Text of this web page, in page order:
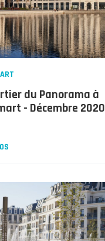
du Panorama à
- Décembre 2020